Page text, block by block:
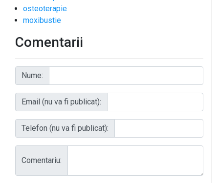
osteoterapie
moxibustie
Comentarii
Nume:
Email (nu va fi publicat):
Telefon (nu va fi publicat):
Comentariu: